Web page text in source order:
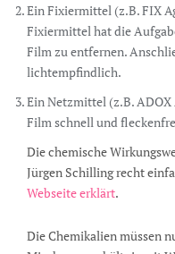
Ein Fixiermittel (z.B. FIX
Fixiermittel hat die
Film zu entfernen.
lichtempfindlich.
Ein Netzmittel (z.B. ADOX
Film schnell und
Die chemische
Jürgen Schilling recht
Webseite erklärt.
Die Chemikalien müssen